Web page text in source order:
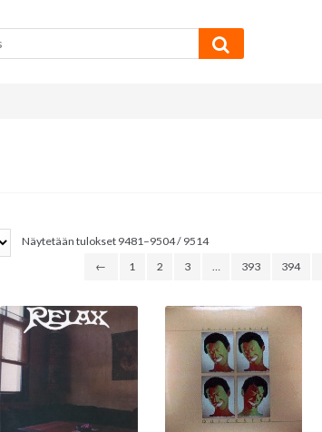
Näytetään tulokset 9481–9504 / 9514Sorted
latest
← 1 2 3 … 393 394